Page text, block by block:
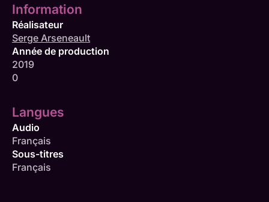
Information
Réalisateur
Serge Arseneault
Année de production
2019
0
Langues
Audio
Français
Sous-titres
Français